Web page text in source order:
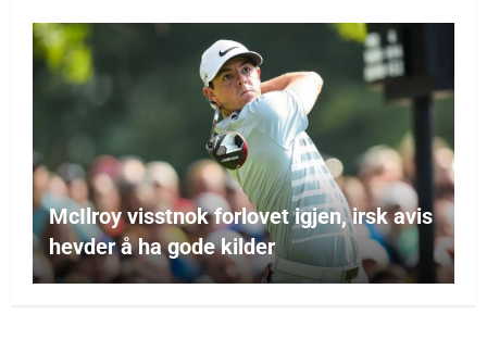
McIlroy visstnok forlovet igjen, irsk avis
hevder å ha gode kilder